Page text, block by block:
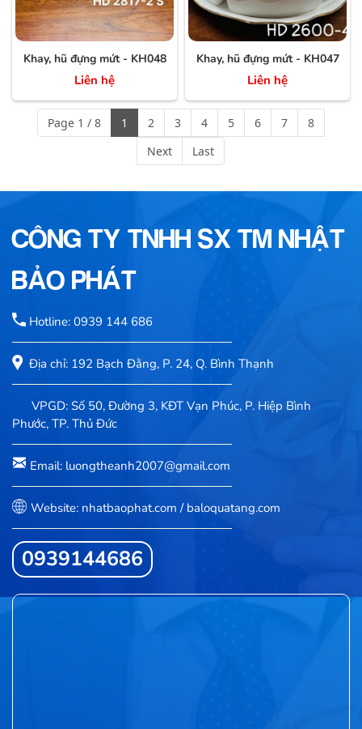
Khay, hũ đựng mứt - KH048
Liên hệ
Khay, hũ đựng mứt - KH047
Liên hệ
Page 1 / 8 1 2 3 4 5 6 7
8
Next
Last
CÔNG TY TNHH SX TM NHẬT
BẢO PHÁT
Hotline: 0939 144 686
Địa chỉ: 192 Bạch Đằng, P. 24, Q. Bình Thạnh
VPGD: Số 50, Đường 3, KĐT Vạn Phúc, P. Hiệp Bình
Phước, TP. Thủ Đức
Email: luongtheanh2007@gmail.com
Website: nhatbaophat.com / baloquatang.com
0939144686